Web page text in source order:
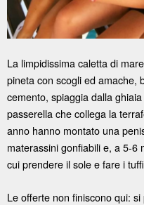
La limpidissima caletta di
pineta con scogli ed amache,
cemento, spiaggia dalla
passerella che collega la
anno hanno montato una
materassini gonfiabili e, a 5-6
cui prendere il sole e fare i
Le offerte non finiscono qui: